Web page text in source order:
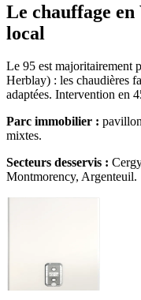
Le chauffage
local
Le 95 est majoritairement
Herblay) : les chaudières
adaptées. Intervention en
Parc immobilier :
mixtes.
Secteurs desservis :
Montmorency, Argenteuil.